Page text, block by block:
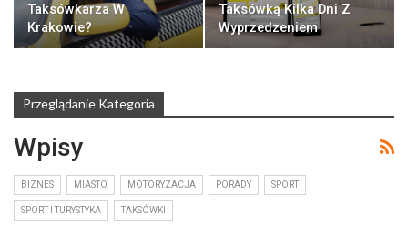
Taksówkarza W
Krakowie?
Taksówką Kilka Dni Z
Wyprzedzeniem
Przeglądanie Kategoria
Wpisy
BIZNES MIASTO MOTORYZACJA PORADY SPORT
SPORT I TURYSTYKA TAKSÓWKI